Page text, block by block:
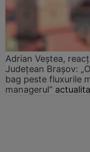
Adrian Veștea,
Județean Brașov:
bag peste fluxurile
managerul”